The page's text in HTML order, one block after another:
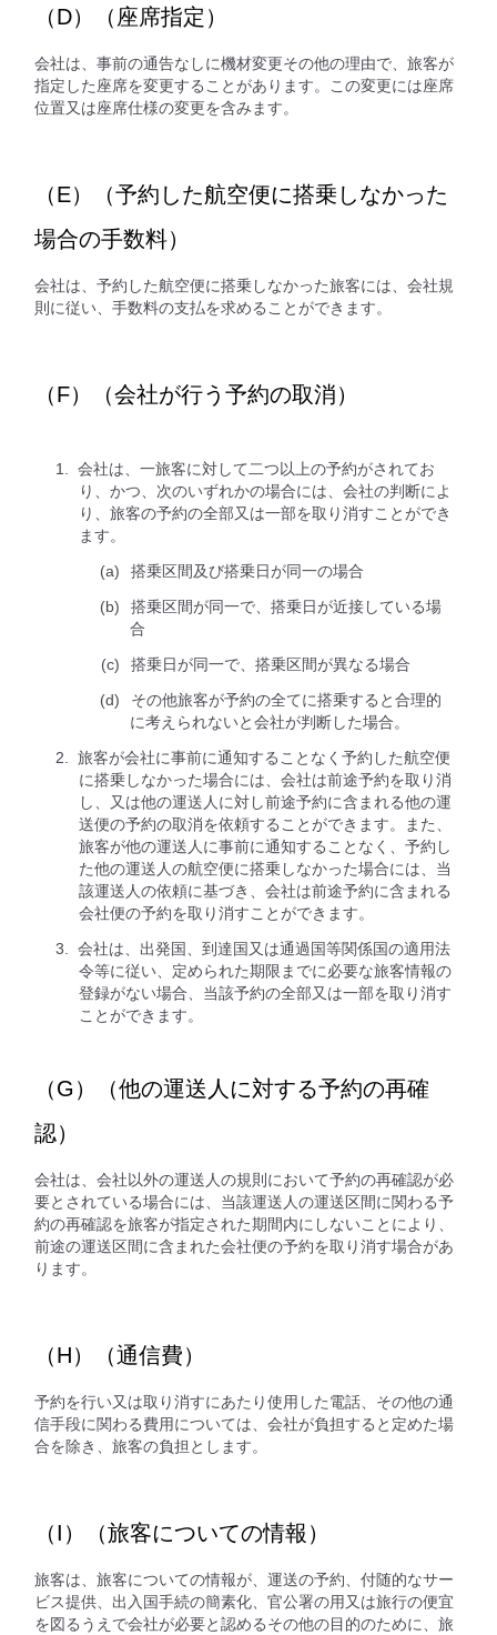
（D）（座席指定）
会社は、事前の通告なしに機材変更その他の理由で、旅客が
指定した座席を変更することがあります。この変更には座席
位置又は座席仕様の変更を含みます。
（E）（予約した航空便に搭乗しなかった
場合の手数料）
会社は、予約した航空便に搭乗しなかった旅客には、会社規
則に従い、手数料の支払を求めることができます。
（F）（会社が行う予約の取消）
会社は、一旅客に対して二つ以上の予約がされてお
り、かつ、次のいずれかの場合には、会社の判断によ
り、旅客の予約の全部又は一部を取り消すことができ
ます。
搭乗区間及び搭乗日が同一の場合
搭乗区間が同一で、搭乗日が近接している場
合
搭乗日が同一で、搭乗区間が異なる場合
その他旅客が予約の全てに搭乗すると合理的
に考えられないと会社が判断した場合。
旅客が会社に事前に通知することなく予約した航空便
に搭乗しなかった場合には、会社は前途予約を取り消
し、又は他の運送人に対し前途予約に含まれる他の運
送便の予約の取消を依頼することができます。また、
旅客が他の運送人に事前に通知することなく、予約し
た他の運送人の航空便に搭乗しなかった場合には、当
該運送人の依頼に基づき、会社は前途予約に含まれる
会社便の予約を取り消すことができます。
会社は、出発国、到達国又は通過国等関係国の適用法
令等に従い、定められた期限までに必要な旅客情報の
登録がない場合、当該予約の全部又は一部を取り消す
ことができます。
（G）（他の運送人に対する予約の再確
認）
会社は、会社以外の運送人の規則において予約の再確認が必
要とされている場合には、当該運送人の運送区間に関わる予
約の再確認を旅客が指定された期間内にしないことにより、
前途の運送区間に含まれた会社便の予約を取り消す場合があ
ります。
（H）（通信費）
予約を行い又は取り消すにあたり使用した電話、その他の通
信手段に関わる費用については、会社が負担すると定めた場
合を除き、旅客の負担とします。
（I）（旅客についての情報）
旅客は、旅客についての情報が、運送の予約、付随的なサー
ビス提供、出入国手続の簡素化、官公署の用又は旅行の便宜
を図るうえで会社が必要と認めるその他の目的のために、旅